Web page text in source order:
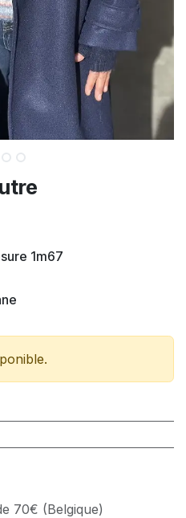
1m67
70€ (Belgique)